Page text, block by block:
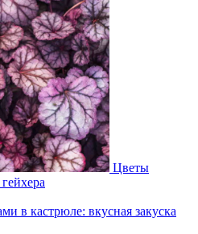
Цветы
в кастрюле: вкусная закуска